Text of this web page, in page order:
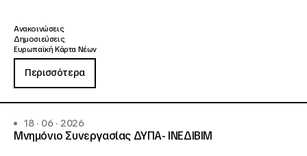
Ανακοινώσεις
Δημοσιεύσεις
Ευρωπαϊκή Κάρτα Νέων
Περισσότερα
18 · 06 · 2026
Μνημόνιο Συνεργασίας ΔΥΠΑ- ΙΝΕΔΙΒΙΜ